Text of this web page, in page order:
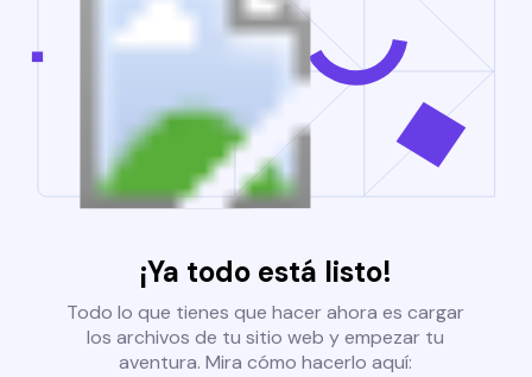
¡Ya todo está listo!
Todo lo que tienes que hacer ahora es cargar
los archivos de tu sitio web y empezar tu
aventura. Mira cómo hacerlo aquí: